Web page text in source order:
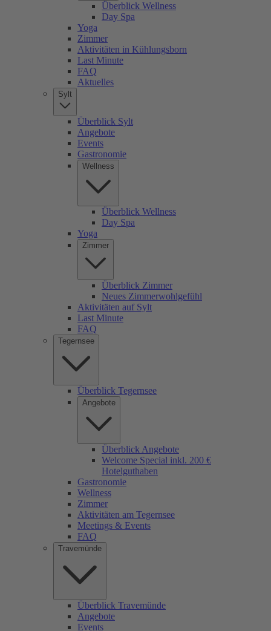
Überblick Wellness
Day Spa
Yoga
Zimmer
Aktivitäten in Kühlungsborn
Last Minute
FAQ
Aktuelles
Sylt
Überblick Sylt
Angebote
Events
Gastronomie
Wellness
Überblick Wellness
Day Spa
Yoga
Zimmer
Überblick Zimmer
Neues Zimmerwohlgefühl
Aktivitäten auf Sylt
Last Minute
FAQ
Tegernsee
Überblick Tegernsee
Angebote
Überblick Angebote
Welcome Special inkl. 200 €
Hotelguthaben
Gastronomie
Wellness
Zimmer
Aktivitäten am Tegernsee
Meetings & Events
FAQ
Travemünde
Überblick Travemünde
Angebote
Events